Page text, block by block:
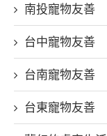
南投寵物友善
台中寵物友善
台南寵物友善
台東寵物友善